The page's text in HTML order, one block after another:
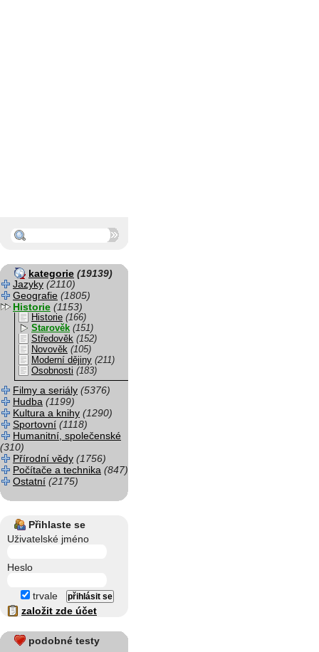
kategorie (19139)
Jazyky (2110)
Geografie (1805)
Historie (1153)
Historie (166)
Starověk (151)
Středověk (152)
Novověk (105)
Moderní dějiny (211)
Osobnosti (183)
Filmy a seriály (5376)
Hudba (1199)
Kultura a knihy (1290)
Sportovní (1118)
Humanitní, společenské
(310)
Přírodní vědy (1756)
Počítače a technika (847)
Ostatní (2175)
Přihlaste se
Uživatelské jméno
Heslo
trvale
založit zde účet
podobné testy